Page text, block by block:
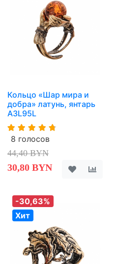
Кольцо «Шар мира и
добра» латунь, янтарь
A3L95L
8 голосов
44,40 BYN
30,80 BYN
-30,63%
Хит